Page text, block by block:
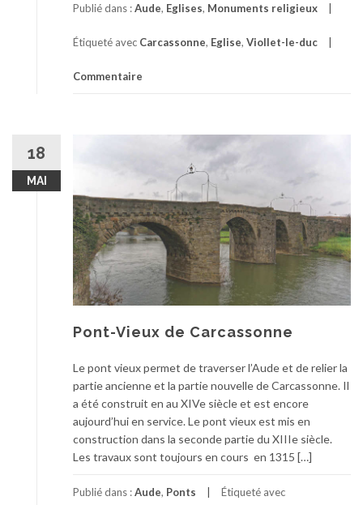
Publié dans :Aude, Eglises, Monuments religieux
Étiqueté avec Carcassonne, Eglise, Viollet-le-duc
Commentaire
18
MAI
Pont-Vieux de Carcassonne
Le pont vieux permet de traverser l’Aude et de relier la
partie ancienne et la partie nouvelle de Carcassonne. Il
a été construit en au XIVe siècle et est encore
aujourd’hui en service. Le pont vieux est mis en
construction dans la seconde partie du XIIIe siècle.
Les travaux sont toujours en cours en 1315 […]
Publié dans :Aude, Ponts Étiqueté avec